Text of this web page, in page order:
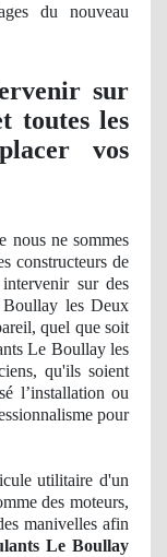
du nouveau
sur
toutes les
vos
nous ne sommes
constructeurs de
sur des
Boullay les Deux
quel que soit
Le Boullay les
qu'ils soient
l’installation ou
pour
utilitaire d'un
des moteurs,
manivelles afin
Le Boullay